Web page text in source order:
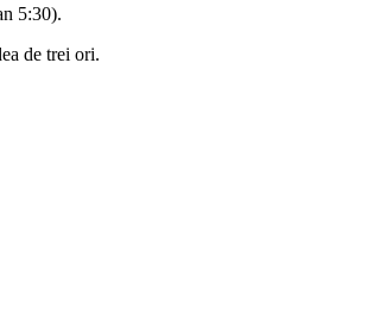
5:30).
de trei ori.